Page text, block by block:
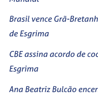
Brasil vence Grã-
de Esgrima
CBE assina acordo de
Esgrima
Ana Beatriz Bulcão